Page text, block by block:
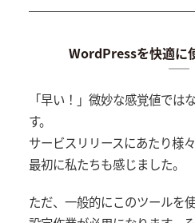
WordPressを快適に
「早い！」微妙な感覚値では
す。
サービスリリースにあたり様
最初に私たちも感じました。
ただ、一般的にこのツールを